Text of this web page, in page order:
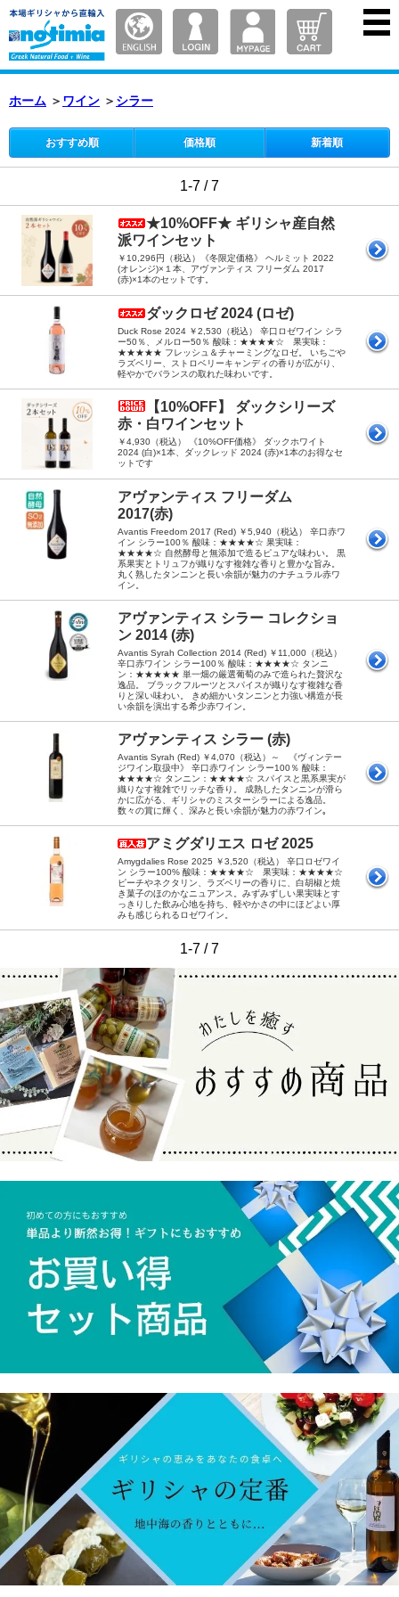
ホーム ＞ ワイン ＞ シラー
おすすめ順 価格順 新着順
1-7 / 7
★10%OFF★ ギリシャ産自然
派ワインセット
￥10,296円（税込）《冬限定価格》 ヘルミット 2022
(オレンジ)×１本、アヴァンティス フリーダム 2017
(赤)×1本のセットです。
ダックロゼ 2024 (ロゼ)
Duck Rose 2024 ￥2,530（税込） 辛口ロゼワイン シラ
ー50％、メルロー50％ 酸味：★★★★☆ 果実味：
★★★★★ フレッシュ＆チャーミングなロゼ。 いちごや
ラズベリー、ストロベリーキャンディの香りが広がり、
軽やかでバランスの取れた味わいです。
【10%OFF】 ダックシリーズ
赤・白ワインセット
￥4,930（税込） 《10%OFF価格》 ダックホワイト
2024 (白)×1本、ダックレッド 2024 (赤)×1本のお得なセ
ットです
アヴァンティス フリーダム
2017(赤)
Avantis Freedom 2017 (Red) ￥5,940（税込） 辛口赤ワ
イン シラー100％ 酸味：★★★★☆ 果実味：
★★★★☆ 自然酵母と無添加で造るピュアな味わい。 黒
系果実とトリュフが織りなす複雑な香りと豊かな旨み。
丸く熟したタンニンと長い余韻が魅力のナチュラル赤ワ
イン。
アヴァンティス シラー コレクショ
ン 2014 (赤)
Avantis Syrah Collection 2014 (Red) ￥11,000（税込）
辛口赤ワイン シラー100％ 酸味：★★★★☆ タンニ
ン：★★★★★ 単一畑の厳選葡萄のみで造られた贅沢な
逸品。 ブラックフルーツとスパイスが織りなす複雑な香
りと深い味わい。 きめ細かいタンニンと力強い構造が長
い余韻を演出する希少赤ワイン。
アヴァンティス シラー (赤)
Avantis Syrah (Red) ￥4,070（税込）～ 《ヴィンテー
ジワイン取扱中》 辛口赤ワイン シラー100％ 酸味：
★★★★☆ タンニン：★★★★☆ スパイスと黒系果実が
織りなす複雑でリッチな香り。 成熟したタンニンが滑ら
かに広がる、ギリシャのミスターシラーによる逸品。
数々の賞に輝く、深みと長い余韻が魅力の赤ワイン｡
アミグダリエス ロゼ 2025
Amygdalies Rose 2025 ￥3,520（税込） 辛口ロゼワイ
ン シラー100% 酸味：★★★★☆ 果実味：★★★★☆
ピーチやネクタリン、ラズベリーの香りに、白胡椒と焼
き菓子のほのかなニュアンス。みずみずしい果実味とす
っきりした飲み心地を持ち、軽やかさの中にほどよい厚
みも感じられるロゼワイン。
1-7 / 7